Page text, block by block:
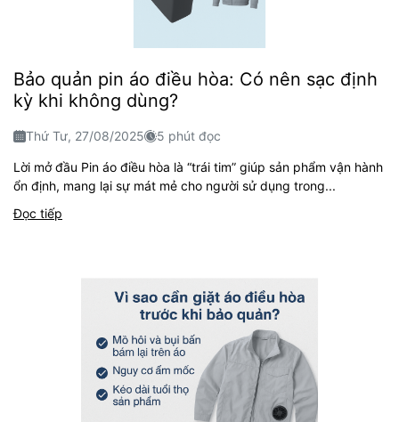
Bảo quản pin áo điều hòa: Có nên sạc định
kỳ khi không dùng?
Thứ Tư, 27/08/2025 5 phút đọc
Lời mở đầu Pin áo điều hòa là “trái tim” giúp sản phẩm vận hành
ổn định, mang lại sự mát mẻ cho người sử dụng trong...
Đọc tiếp